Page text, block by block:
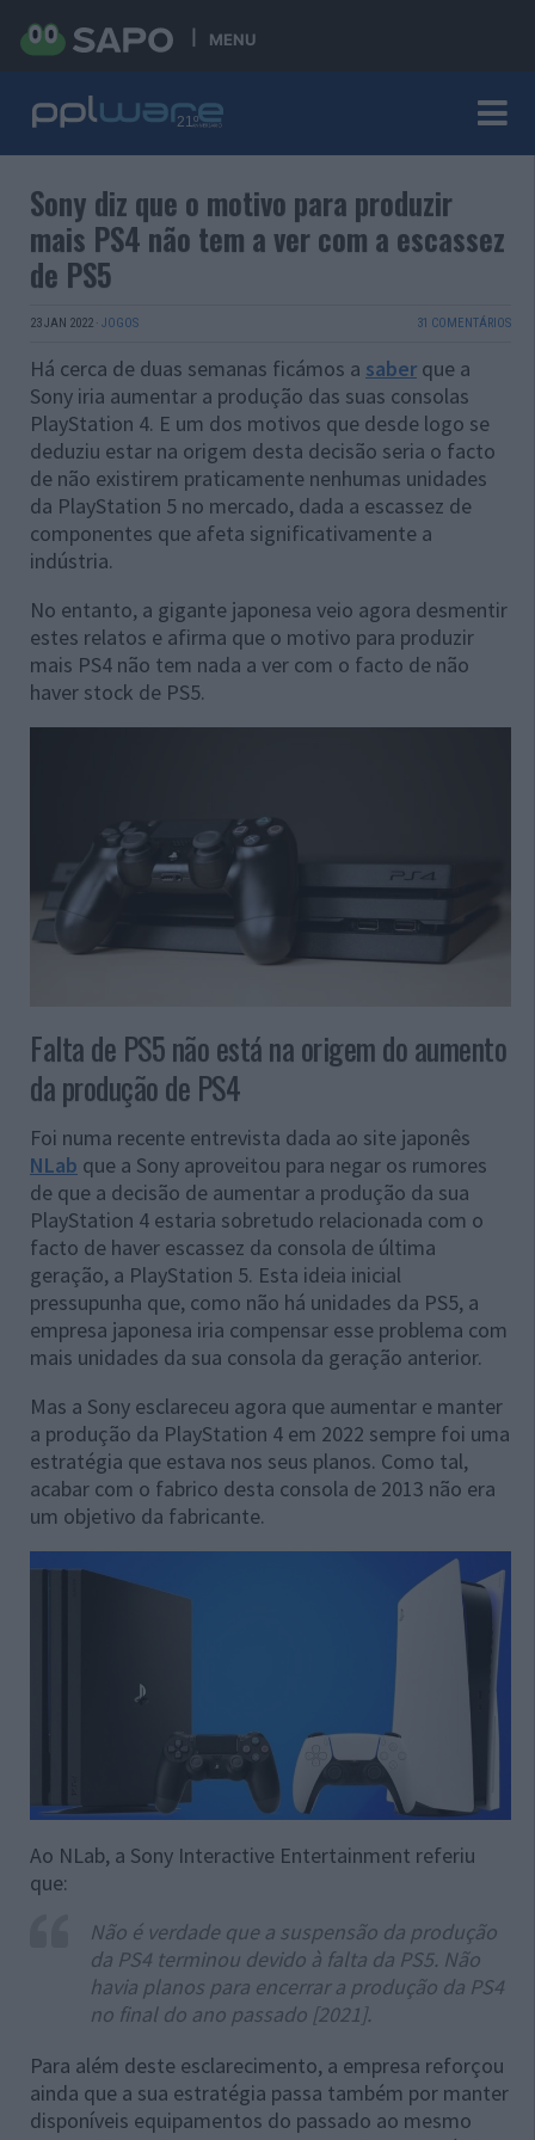
MENU
Sony diz que o motivo para produzir
mais PS4 não tem a ver com a escassez
de PS5
23 JAN 2022 · JOGOS 31 COMENTÁRIOS
Há cerca de duas semanas ficámos a saber que a
Sony iria aumentar a produção das suas consolas
PlayStation 4. E um dos motivos que desde logo se
deduziu estar na origem desta decisão seria o facto
de não existirem praticamente nenhumas unidades
da PlayStation 5 no mercado, dada a escassez de
componentes que afeta significativamente a
indústria.
No entanto, a gigante japonesa veio agora desmentir
estes relatos e afirma que o motivo para produzir
mais PS4 não tem nada a ver com o facto de não
haver stock de PS5.
Falta de PS5 não está na origem do aumento
da produção de PS4
Foi numa recente entrevista dada ao site japonês
NLab que a Sony aproveitou para negar os rumores
de que a decisão de aumentar a produção da sua
PlayStation 4 estaria sobretudo relacionada com o
facto de haver escassez da consola de última
geração, a PlayStation 5. Esta ideia inicial
pressupunha que, como não há unidades da PS5, a
empresa japonesa iria compensar esse problema com
mais unidades da sua consola da geração anterior.
Mas a Sony esclareceu agora que aumentar e manter
a produção da PlayStation 4 em 2022 sempre foi uma
estratégia que estava nos seus planos. Como tal,
acabar com o fabrico desta consola de 2013 não era
um objetivo da fabricante.
Ao NLab, a Sony Interactive Entertainment referiu
que:
Não é verdade que a suspensão da produção
da PS4 terminou devido à falta da PS5. Não
havia planos para encerrar a produção da PS4
no final do ano passado [2021].
Para além deste esclarecimento, a empresa reforçou
ainda que a sua estratégia passa também por manter
disponíveis equipamentos do passado ao mesmo